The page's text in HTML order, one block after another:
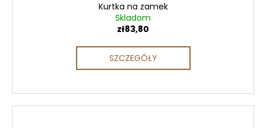
Kurtka na zamek
Skladom
zł83,80
SZCZEGÓŁY